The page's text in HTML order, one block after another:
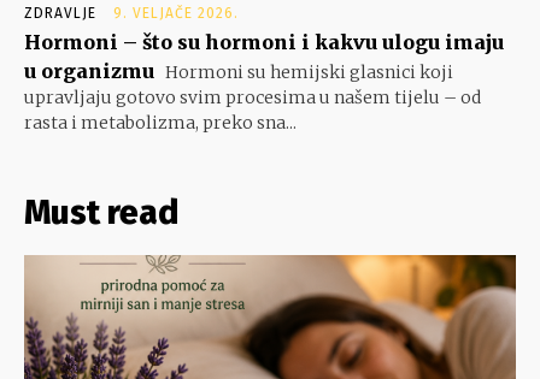
ZDRAVLJE 9. VELJAČE 2026.
Hormoni – što su hormoni i kakvu ulogu imaju
u organizmu Hormoni su hemijski glasnici koji
upravljaju gotovo svim procesima u našem tijelu – od
rasta i metabolizma, preko sna...
Must read